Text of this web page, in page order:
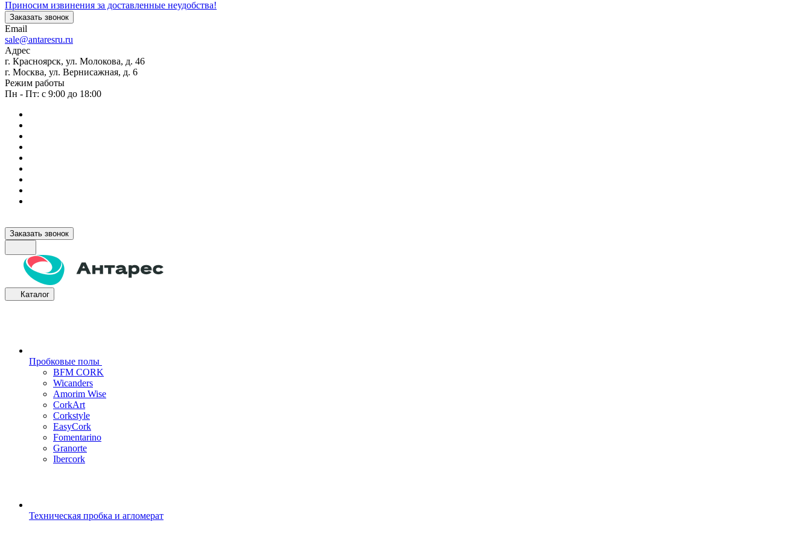
Приносим извинения за доставленные неудобства!
Заказать звонок
Email
sale@antaresru.ru
Адрес
г. Красноярск, ул. Молокова, д. 46
г. Москва, ул. Вернисажная, д. 6
Режим работы
Пн - Пт: с 9:00 до 18:00
Заказать звонок
Каталог
Пробковые полы
BFM CORK
Wicanders
Amorim Wise
CorkArt
Corkstyle
EasyCork
Fomentarino
Granorte
Ibercork
Техническая пробка и агломерат